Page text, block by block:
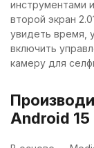
инструментами
второй экран
увидеть время,
включить
камеру для
Android 15